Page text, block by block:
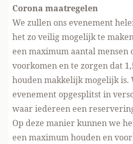
Corona maatregelen
We zullen ons evenement
het zo veilig mogelijk te
een maximum aantal mensen
voorkomen en te zorgen dat
houden makkelijk mogelijk is.
evenement opgesplitst in
waar iedereen een
Op deze manier kunnen we
een maximum houden en